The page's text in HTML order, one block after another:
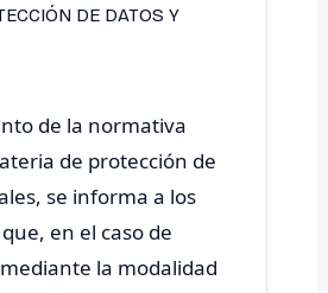
DE DATOS Y
de la normativa
de protección de
se informa a los
en el caso de
la modalidad